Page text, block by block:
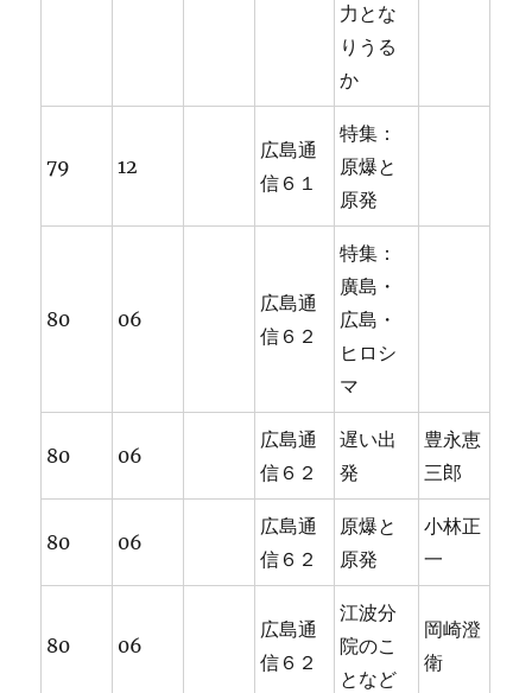
力とな
りうる
か
79 12
広島通
信６１
特集：
原爆と
原発
80 06
広島通
信６２
特集：
廣島・
広島・
ヒロシ
マ
80 06
広島通
信６２
遅い出
発
豊永恵
三郎
80 06
広島通
信６２
原爆と
原発
小林正
一
80 06
広島通
信６２
江波分
院のこ
となど
岡崎澄
衛